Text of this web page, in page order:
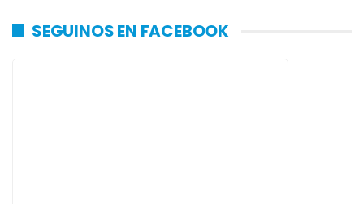
SEGUINOS EN FACEBOOK